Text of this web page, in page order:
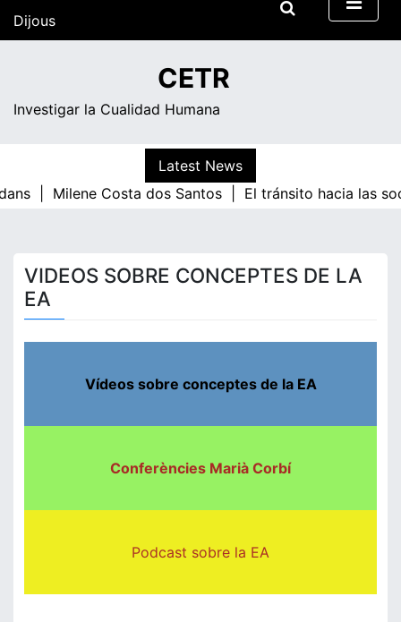
Dijous
CETR
Investigar la Cualidad Humana
Latest News
|
Milene Costa dos Santos | El tránsito hacia las
VIDEOS SOBRE CONCEPTES DE LA
EA
Vídeos sobre conceptes de la EA
Conferències Marià Corbí
Podcast sobre la EA